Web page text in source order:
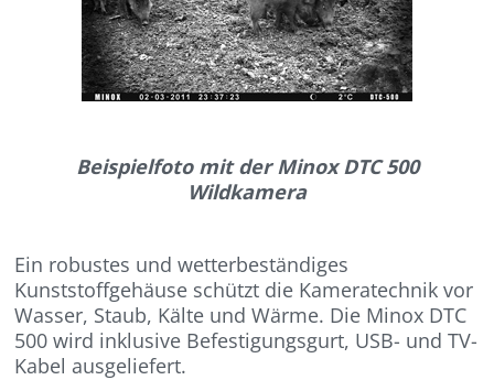
Beispielfoto mit der Minox DTC 500
Wildkamera
Ein robustes und wetterbeständiges
Kunststoffgehäuse schützt die Kameratechnik vor
Wasser, Staub, Kälte und Wärme. Die Minox DTC
500 wird inklusive Befestigungsgurt, USB- und TV-
Kabel ausgeliefert.